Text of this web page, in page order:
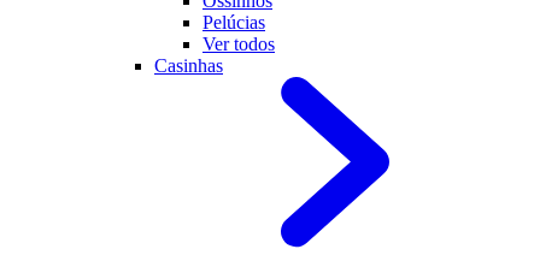
Pelúcias
Ver todos
Casinhas